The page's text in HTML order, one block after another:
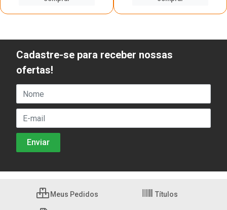
Cadastre-se para receber nossas
ofertas!
Meus Pedidos Títulos